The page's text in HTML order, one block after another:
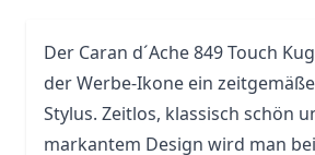
Der Caran d´Ache 849 Touch
der Werbe-Ikone ein
Stylus. Zeitlos, klassisch schön
markantem Design wird man